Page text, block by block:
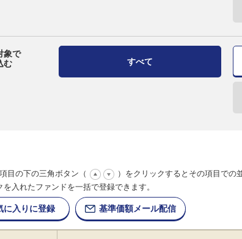
象で
む
すべて
目の下の三角ボタン（
）をクリックするとその項目での
を入れたファンドを一括で登録できます。
に入りに登録 基準価額メール配信